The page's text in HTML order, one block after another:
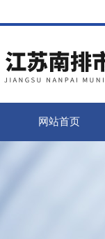
网站首页